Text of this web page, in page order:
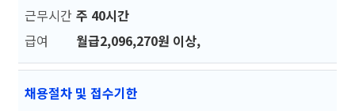
근무시간 주 40시간
급여
월급2,096,270원 이상,
채용절차 및 접수기한